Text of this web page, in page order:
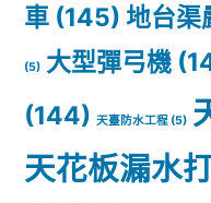
車 (145) 地台渠
(5) 大型彈弓機
(144) 天臺防水工程 (5)
天花板漏水